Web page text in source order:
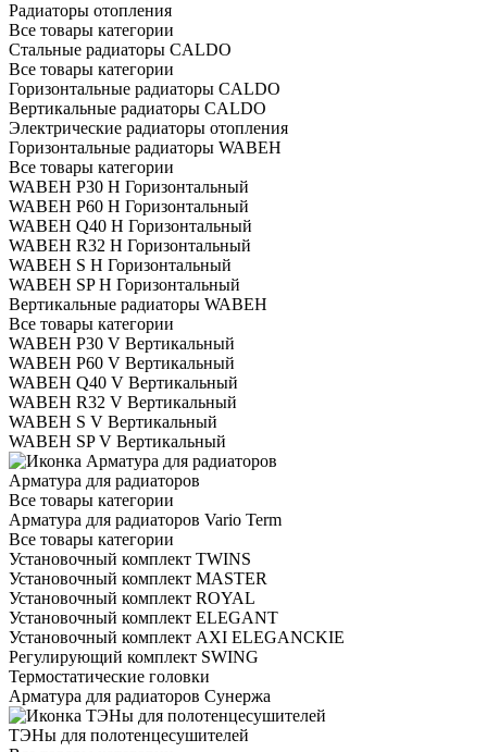
Радиаторы отопления
Все товары категории
Стальные радиаторы CALDO
Все товары категории
Горизонтальные радиаторы CALDO
Вертикальные радиаторы CALDO
Электрические радиаторы отопления
Горизонтальные радиаторы WABEH
Все товары категории
WABEH P30 H Горизонтальный
WABEH P60 H Горизонтальный
WABEH Q40 H Горизонтальный
WABEH R32 H Горизонтальный
WABEH S H Горизонтальный
WABEH SP H Горизонтальный
Вертикальные радиаторы WABEH
Все товары категории
WABEH P30 V Вертикальный
WABEH P60 V Вертикальный
WABEH Q40 V Вертикальный
WABEH R32 V Вертикальный
WABEH S V Вертикальный
WABEH SP V Вертикальный
Арматура для радиаторов
Все товары категории
Арматура для радиаторов Vario Term
Все товары категории
Установочный комплект TWINS
Установочный комплект MASTER
Установочный комплект ROYAL
Установочный комплект ELEGANT
Установочный комплект AXI ELEGANCKIE
Регулирующий комплект SWING
Термостатические головки
Арматура для радиаторов Сунержа
ТЭНы для полотенцесушителей